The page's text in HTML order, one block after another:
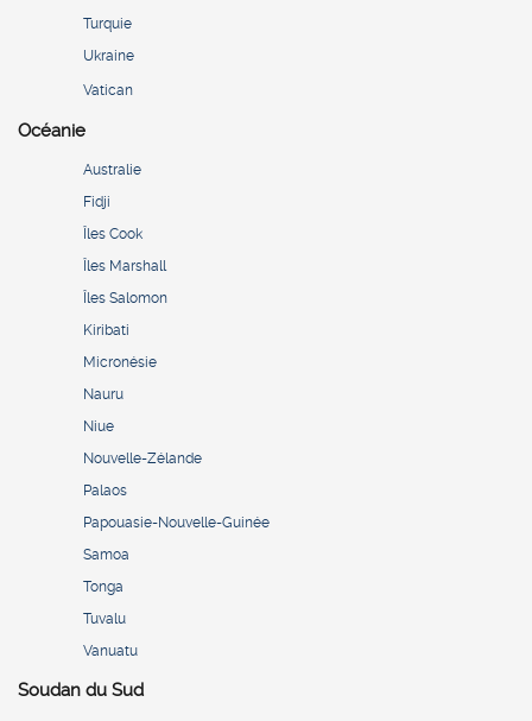
Turquie
Ukraine
Vatican
Océanie
Australie
Fidji
Îles Cook
Îles Marshall
Îles Salomon
Kiribati
Micronésie
Nauru
Niue
Nouvelle-Zélande
Palaos
Papouasie-Nouvelle-Guinée
Samoa
Tonga
Tuvalu
Vanuatu
Soudan du Sud